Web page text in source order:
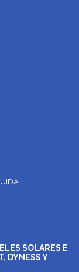
SOLARES E
DYNESS Y